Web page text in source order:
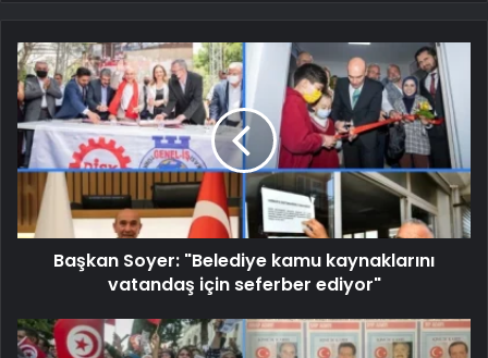
Başkan Soyer: "Belediye kamu kaynaklarını
vatandaş için seferber ediyor"